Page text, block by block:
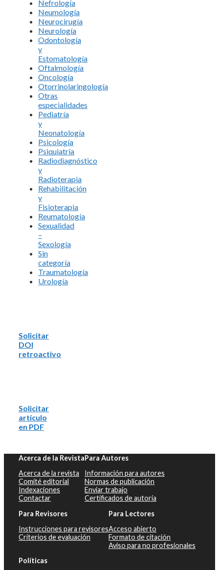
Nefrología
Neumología
Neurocirugía
Neurología
Odontología
y
Estomatología
Oftalmología
Oncología
Otorrinolaringología
Otras
especialidades
Pediatría
y
Neonatología
Psicología
Psiquiatría
Radiodiagnóstico
y
Radioterapia
Rehabilitación
y
Fisioterapia
Reumatología
Sexualidad
–
Sexología
Sin
categoría
Traumatología
Urología
Solicitar
DOI
retroactivo
Solicitar
artículo
en PDF
Acerca de la Revista
Acerca de la revista
Comité editorial
Indexaciones
Contactar
Para Autores
Información para autores
Normas de publicación
Enviar trabajo
Certificados de autoría
Para Revisores
Instrucciones para revisores
Criterios de evaluación
Para Lectores
Acceso abierto
Formato de citación
Aviso para no profesionales
Políticas